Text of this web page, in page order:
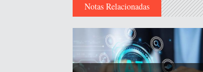
Notas Relacionadas